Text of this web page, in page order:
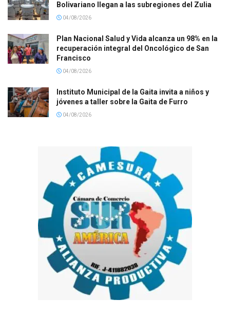
Bolivariano llegan a las subregiones del Zulia
04/08/2026
Plan Nacional Salud y Vida alcanza un 98% en la
recuperación integral del Oncológico de San
Francisco
04/08/2026
Instituto Municipal de la Gaita invita a niños y
jóvenes a taller sobre la Gaita de Furro
04/08/2026